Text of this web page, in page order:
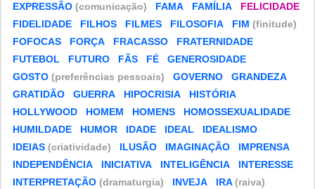
EXPRESSÃO (comunicação) FAMA FAMÍLIA
FELICIDADE
FIDELIDADE
FILHOS FILMES FILOSOFIA FIM (finitude)
FOFOCAS
FORÇA FRACASSO
FRATERNIDADE
FUTEBOL
FUTURO FÃS FÉ
GENEROSIDADE
GOSTO (preferências pessoais) GOVERNO
GRANDEZA
GRATIDÃO
GUERRA HIPOCRISIA
HISTÓRIA
HOLLYWOOD
HOMEM HOMENS
HOMOSSEXUALIDADE
HUMILDADE
HUMOR IDADE IDEAL
IDEALISMO
IDEIAS (criatividade) ILUSÃO IMAGINAÇÃO
IMPRENSA
INDEPENDÊNCIA
INICIATIVA INTELIGÊNCIA
INTERESSE
INTERPRETAÇÃO (dramaturgia) INVEJA IRA(raiva)